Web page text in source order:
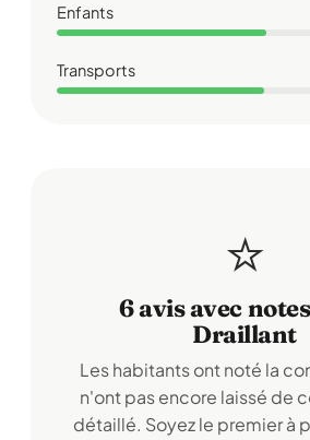
Enfants
Transports
⭐
6 avis avec
Draillant
Les habitants ont noté la
n'ont pas encore laissé de
détaillé. Soyez le premier à